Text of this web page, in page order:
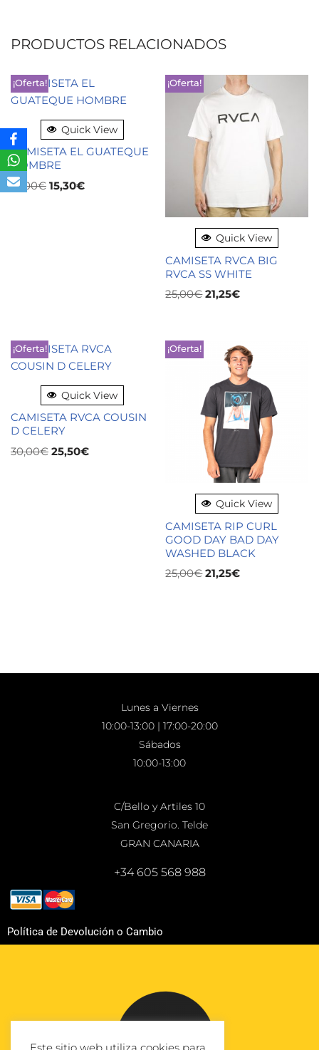
PRODUCTOS RELACIONADOS
¡Oferta!
Quick View
CAMISETA EL GUATEQUE
HOMBRE
18,00€ 15,30€
¡Oferta!
Quick View
CAMISETA RVCA BIG
RVCA SS WHITE
25,00€ 21,25€
¡Oferta!
Quick View
CAMISETA RVCA COUSIN
D CELERY
30,00€ 25,50€
¡Oferta!
Quick View
CAMISETA RIP CURL
GOOD DAY BAD DAY
WASHED BLACK
25,00€ 21,25€
Lunes a Viernes
10:00-13:00 | 17:00-20:00
Sábados
10:00-13:00
C/Bello y Artiles 10
San Gregorio. Telde
GRAN CANARIA
+34 605 568 988
Política de Devolución o Cambio
Este sitio web utiliza cookies para